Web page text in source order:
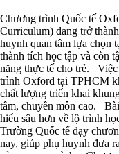
Chương trình Quốc tế
Curriculum) đang trở
huynh quan tâm lựa chọn
thành tích học tập và còn
năng thực tế cho trẻ.
trình Oxford tại TPHCM
chất lượng triển khai
tâm, chuyên môn cao.
hiểu sâu hơn về lộ trình
Trường Quốc tế dạy
nay, giúp phụ huynh đưa